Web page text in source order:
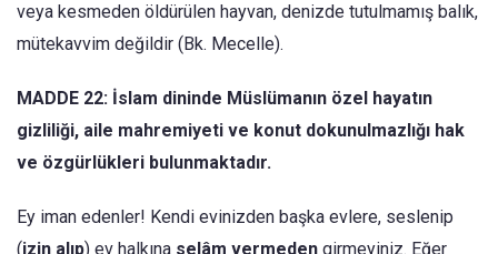
veya kesmeden öldürülen hayvan, denizde tutulmamış balık,
mütekavvim değildir (Bk. Mecelle).
MADDE 22: İslam dininde Müslümanın özel hayatın
gizliliği, aile mahremiyeti ve konut dokunulmazlığı hak
ve özgürlükleri bulunmaktadır.
Ey iman edenler! Kendi evinizden başka evlere, seslenip
(izin alıp) ev halkına selâm vermeden girmeyiniz. Eğer